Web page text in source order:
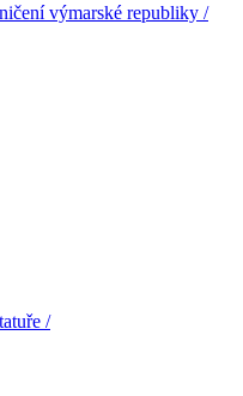
výmarské republiky /
/